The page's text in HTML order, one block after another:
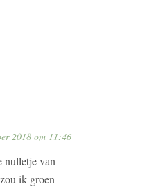
2018 om 11:46
nulletje van
ik groen